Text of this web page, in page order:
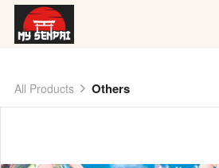
All Products Others